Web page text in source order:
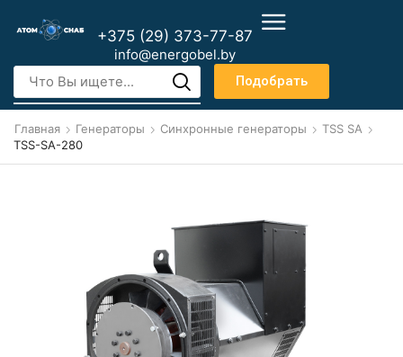
+375 (29) 373-77-87
info@energobel.by
Подобрать
Главная Генераторы Синхронные генераторы
TSS SA
TSS-SA-280